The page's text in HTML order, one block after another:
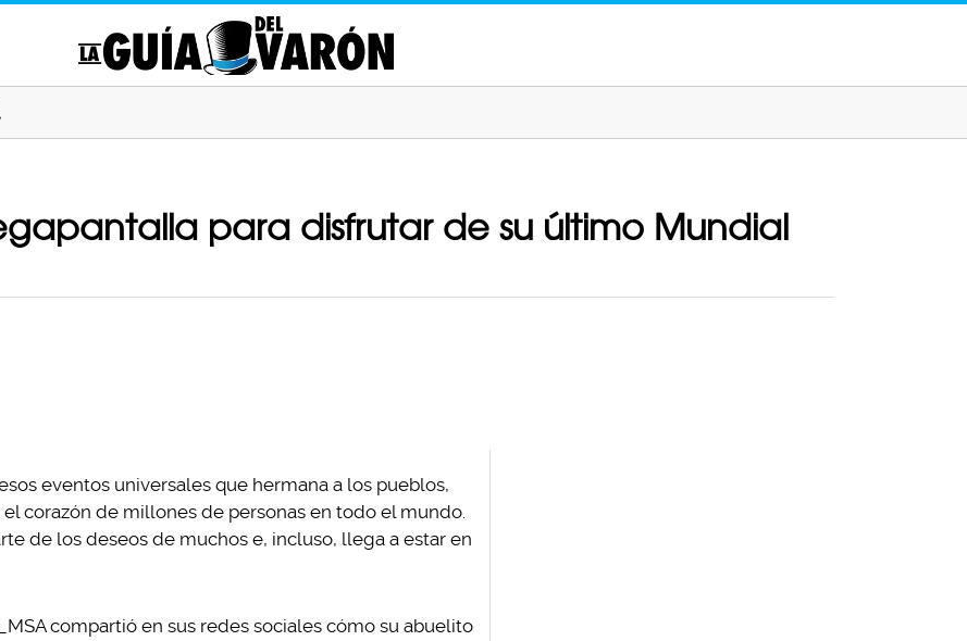
para disfrutar de su último Mundial
eventos universales que hermana a los pueblos,
corazón de millones de personas en todo el mundo.
de los deseos de muchos e, incluso, llega a estar en
compartió en sus redes sociales cómo su abuelito